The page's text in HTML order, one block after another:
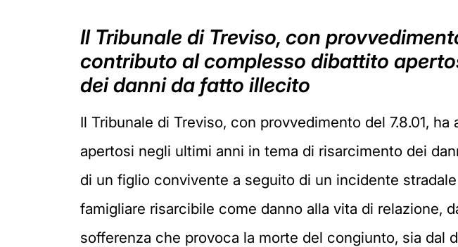
Il Tribunale di Treviso, con
contributo al complesso dibattito
dei danni da fatto illecito
Il Tribunale di Treviso, con provvedimento del 7.8.01,
apertosi negli ultimi anni in tema di risarcimento dei
di un figlio convivente a seguito di un incidente
famigliare risarcibile come danno alla vita di relazione,
sofferenza che provoca la morte del congiunto, sia dal